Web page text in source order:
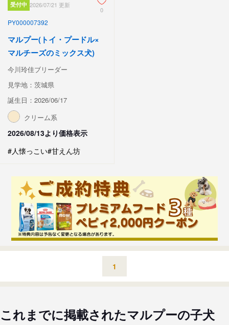
受付中 2026/07/21 更新
0
PY000007392
マルプー(トイ・プードル×
マルチーズのミックス犬)
今川玲佳ブリーダー
見学地：茨城県
誕生日：2026/06/17
クリーム系
2026/08/13より価格表示
#人懐っこい#甘えん坊
1
これまでに掲載されたマルプーの子犬